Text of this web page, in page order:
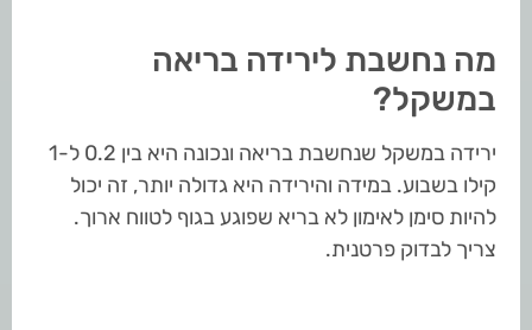
מה נחשבת לירידה בריאה
במשקל?
ירידה במשקל שנחשבת בריאה ונכונה היא בין 0.2 ל-1
קילו בשבוע. במידה והירידה היא גדולה יותר, זה יכול
להיות סימן לאימון לא בריא שפוגע בגוף לטווח ארוך.
צריך לבדוק פרטנית.